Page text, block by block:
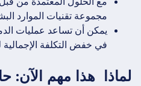
مجموعة تقنيات الموارد
يمكن أن تساعد عمليات الدمج
في خفض التكلفة الإجمالية
لماذا ‍ هذا مهم الآن: